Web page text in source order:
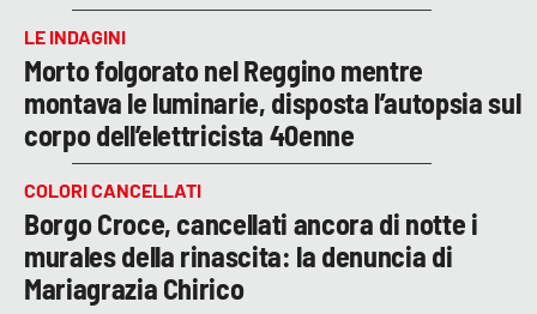
LE INDAGINI
Morto folgorato nel Reggino mentre
montava le luminarie, disposta l’autopsia sul
corpo dell’elettricista 40enne
COLORI CANCELLATI
Borgo Croce, cancellati ancora di notte i
murales della rinascita: la denuncia di
Mariagrazia Chirico